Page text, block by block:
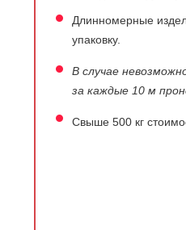
Длинномерные
упаковку.
В случае
за каждые 10 м
Свыше 500 кг